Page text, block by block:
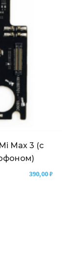
Max 3 (с
390,00₽